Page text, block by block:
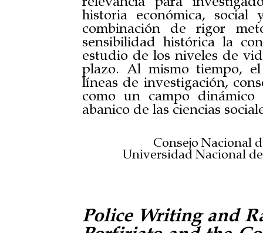
historia económica, social
combinación de rigor
sensibilidad histórica la
estudio de los niveles de
plazo. Al mismo tiempo,
líneas de investigación,
como un campo
abanico de las ciencias
Consejo Nacional
Universidad Nacional
Police Writing and